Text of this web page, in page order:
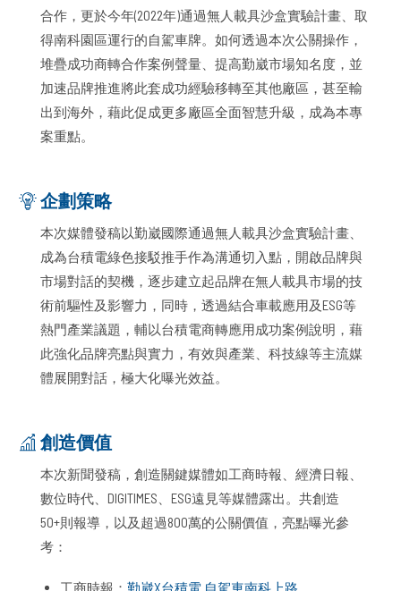
合作，更於今年(2022年)通過無人載具沙盒實驗計畫、取
得南科園區運行的自駕車牌。如何透過本次公關操作，
堆疊成功商轉合作案例聲量、提高勤崴市場知名度，並
加速品牌推進將此套成功經驗移轉至其他廠區，甚至輸
出到海外，藉此促成更多廠區全面智慧升級，成為本專
案重點。
企劃策略
本次媒體發稿以勤崴國際通過無人載具沙盒實驗計畫、
成為台積電綠色接駁推手作為溝通切入點，開啟品牌與
市場對話的契機，逐步建立起品牌在無人載具市場的技
術前驅性及影響力，同時，透過結合車載應用及ESG等
熱門產業議題，輔以台積電商轉應用成功案例說明，藉
此強化品牌亮點與實力，有效與產業、科技線等主流媒
體展開對話，極大化曝光效益。
創造價值
本次新聞發稿，創造關鍵媒體如工商時報、經濟日報、
數位時代、DIGITIMES、ESG遠見等媒體露出。共創造
50+則報導，以及超過800萬的公關價值，亮點曝光參
考：
工商時報：勤崴X台積電 自駕車南科上路